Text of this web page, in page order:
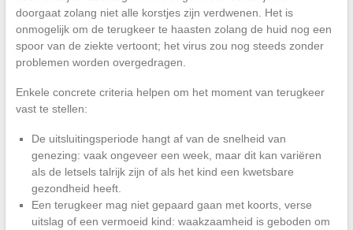
doorgaat zolang niet alle korstjes zijn verdwenen. Het is
onmogelijk om de terugkeer te haasten zolang de huid nog een
spoor van de ziekte vertoont; het virus zou nog steeds zonder
problemen worden overgedragen.
Enkele concrete criteria helpen om het moment van terugkeer
vast te stellen:
De uitsluitingsperiode hangt af van de snelheid van
genezing: vaak ongeveer een week, maar dit kan variëren
als de letsels talrijk zijn of als het kind een kwetsbare
gezondheid heeft.
Een terugkeer mag niet gepaard gaan met koorts, verse
uitslag of een vermoeid kind: waakzaamheid is geboden om